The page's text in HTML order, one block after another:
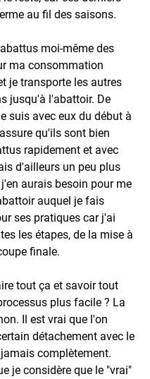
au fil des saisons.
moi-même des
ma consommation
je transporte les autres
jusqu'à l'abattoir. De
suis avec eux du début à
qu'ils sont bien
rapidement et avec
d'ailleurs un peu plus
aurais besoin pour me
auquel je fais
ses pratiques car j'ai
les étapes, de la mise à
finale.
tout ça et savoir tout
plus facile ? La
Il est vrai que l'on
détachement avec le
complètement.
je considère que le "vrai"